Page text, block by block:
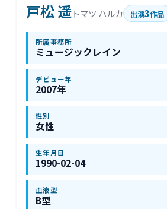
戸松 遥トマツ ハルカ 出演3作品
所属事務所
ミュージックレイン
デビュー年
2007年
性別
女性
生年月日
1990-02-04
血液型
B型